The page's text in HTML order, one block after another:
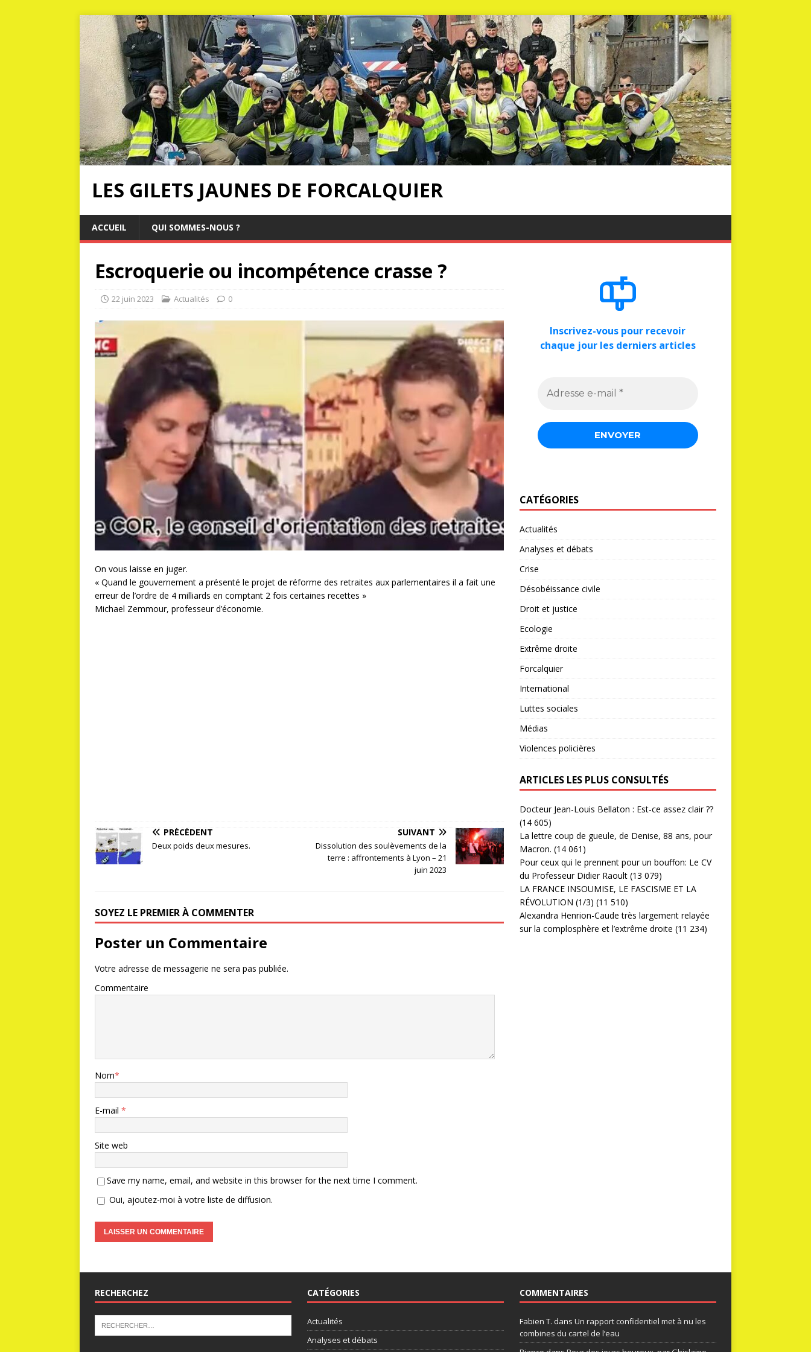
LES GILETS JAUNES DE FORCALQUIER
ACCUEIL QUI SOMMES-NOUS ?
Escroquerie ou incompétence crasse ?
22 juin 2023 Actualités 0
On vous laisse en juger.
« Quand le gouvernement a présenté le projet de réforme des retraites aux parlementaires il a fait une
erreur de l’ordre de 4 milliards en comptant 2 fois certaines recettes »
Michael Zemmour, professeur d’économie.
PRÉCÉDENT
Deux poids deux mesures.
SUIVANT
Dissolution des soulèvements de la
terre : affrontements à Lyon – 21
juin 2023
SOYEZ LE PREMIER À COMMENTER
Poster un Commentaire
Votre adresse de messagerie ne sera pas publiée.
Commentaire
Nom*
E-mail *
Site web
Save my name, email, and website in this browser for the next time I comment.
Oui, ajoutez-moi à votre liste de diffusion.
Inscrivez-vous pour recevoir
chaque jour les derniers articles
CATÉGORIES
Actualités
Analyses et débats
Crise
Désobéissance civile
Droit et justice
Ecologie
Extrême droite
Forcalquier
International
Luttes sociales
Médias
Violences policières
ARTICLES LES PLUS CONSULTÉS
Docteur Jean-Louis Bellaton : Est-ce assez clair ??
(14 605)
La lettre coup de gueule, de Denise, 88 ans, pour
Macron. (14 061)
Pour ceux qui le prennent pour un bouffon: Le CV
du Professeur Didier Raoult (13 079)
LA FRANCE INSOUMISE, LE FASCISME ET LA
RÉVOLUTION (1/3) (11 510)
Alexandra Henrion-Caude très largement relayée
sur la complosphère et l’extrême droite (11 234)
RECHERCHEZ CATÉGORIES
Actualités
Analyses et débats
COMMENTAIRES
Fabien T. dans Un rapport confidentiel met à nu les
combines du cartel de l’eau